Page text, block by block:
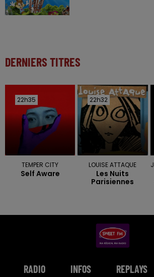
DERNIERS TITRES
22h35
22h35
TEMPER CITY
Self Aware
22h32
22h32
LOUISE ATTAQUE
Les Nuits
Parisiennes
RADIO INFOS REPLAYS